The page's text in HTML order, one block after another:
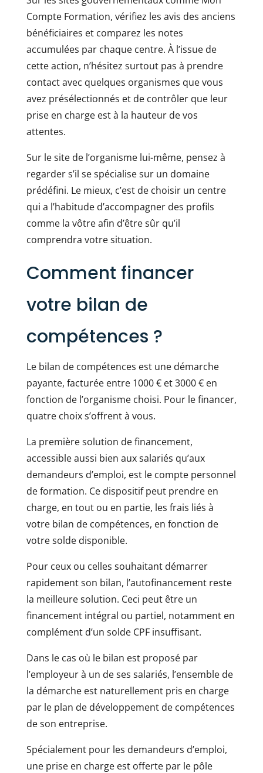
Compte Formation, vérifiez les avis des anciens
bénéficiaires et comparez les notes
accumulées par chaque centre. À l’issue de
cette action, n’hésitez surtout pas à prendre
contact avec quelques organismes que vous
avez présélectionnés et de contrôler que leur
prise en charge est à la hauteur de vos
attentes.
Sur le site de l’organisme lui-même, pensez à
regarder s’il se spécialise sur un domaine
prédéfini. Le mieux, c’est de choisir un centre
qui a l’habitude d’accompagner des profils
comme la vôtre afin d’être sûr qu’il
comprendra votre situation.
Comment financer
votre bilan de
compétences ?
Le bilan de compétences est une démarche
payante, facturée entre 1000 € et 3000 € en
fonction de l’organisme choisi. Pour le financer,
quatre choix s’offrent à vous.
La première solution de financement,
accessible aussi bien aux salariés qu’aux
demandeurs d’emploi, est le compte personnel
de formation. Ce dispositif peut prendre en
charge, en tout ou en partie, les frais liés à
votre bilan de compétences, en fonction de
votre solde disponible.
Pour ceux ou celles souhaitant démarrer
rapidement son bilan, l’autofinancement reste
la meilleure solution. Ceci peut être un
financement intégral ou partiel, notamment en
complément d’un solde CPF insuffisant.
Dans le cas où le bilan est proposé par
l’employeur à un de ses salariés, l’ensemble de
la démarche est naturellement pris en charge
par le plan de développement de compétences
de son entreprise.
Spécialement pour les demandeurs d’emploi,
une prise en charge est offerte par le pôle